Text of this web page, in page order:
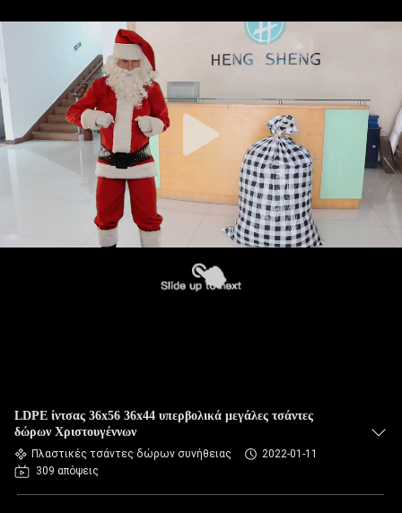
LDPE ίντσας 36x56 36x44 υπερβολικά μεγάλες τσάντες
δώρων Χριστουγέννων
Πλαστικές τσάντες δώρων συνήθειας
2022-01-11
309 απόψεις